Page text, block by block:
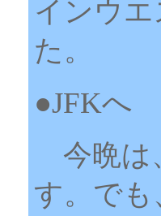
インウ
た。
●JFKへ
今晩は
す。で